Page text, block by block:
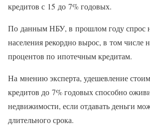
кредитов с 15 до 7% годовых.
По данным НБУ, в прошлом году спрос
населения рекордно вырос, в том числе
процентов по ипотечным кредитам.
На мнению эксперта, удешевление
кредитов до 7% годовых способно
недвижимости, если отдавать деньги
длительного срока.